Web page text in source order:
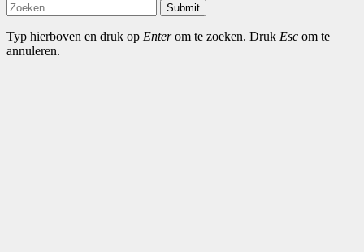
Submit
Typ hierboven en druk op Enterom te zoeken. Druk Esc om te
annuleren.